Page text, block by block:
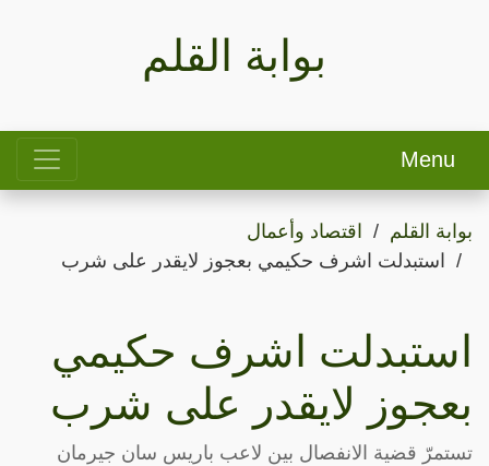
بوابة القلم
Menu
بوابة القلم
اقتصاد وأعمال
استبدلت اشرف حكيمي بعجوز لايقدر على شرب
استبدلت اشرف حكيمي
بعجوز لايقدر على شرب
تستمرّ قضية الانفصال بين لاعب باريس سان جيرمان